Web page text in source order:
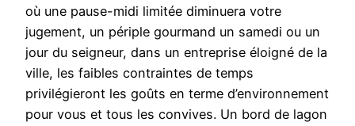
où une pause-midi limitée diminuera votre
jugement, un périple gourmand un samedi ou un
jour du seigneur, dans un entreprise éloigné de la
ville, les faibles contraintes de temps
privilégieront les goûts en terme d’environnement
pour vous et tous les convives. Un bord de lagon